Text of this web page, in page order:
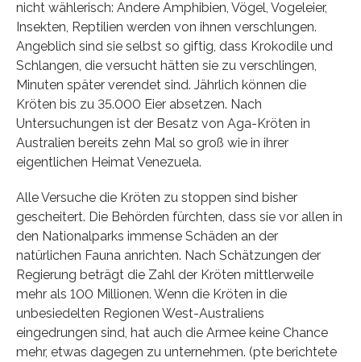
nicht wählerisch: Andere Amphibien, Vögel, Vogeleier,
Insekten, Reptilien werden von ihnen verschlungen.
Angeblich sind sie selbst so giftig, dass Krokodile und
Schlangen, die versucht hätten sie zu verschlingen,
Minuten später verendet sind. Jährlich können die
Kröten bis zu 35.000 Eier absetzen. Nach
Untersuchungen ist der Besatz von Aga-Kröten in
Australien bereits zehn Mal so groß wie in ihrer
eigentlichen Heimat Venezuela.
Alle Versuche die Kröten zu stoppen sind bisher
gescheitert. Die Behörden fürchten, dass sie vor allen in
den Nationalparks immense Schäden an der
natürlichen Fauna anrichten. Nach Schätzungen der
Regierung beträgt die Zahl der Kröten mittlerweile
mehr als 100 Millionen. Wenn die Kröten in die
unbesiedelten Regionen West-Australiens
eingedrungen sind, hat auch die Armee keine Chance
mehr, etwas dagegen zu unternehmen. (pte berichtete